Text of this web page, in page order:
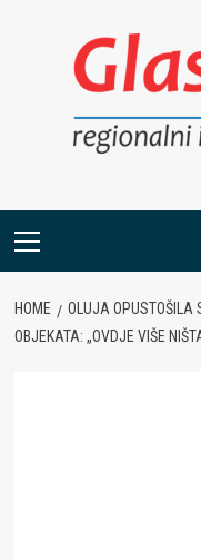
Primary
HOME
OLUJA OPUSTOŠILA
OBJEKATA: „OVDJE VIŠE